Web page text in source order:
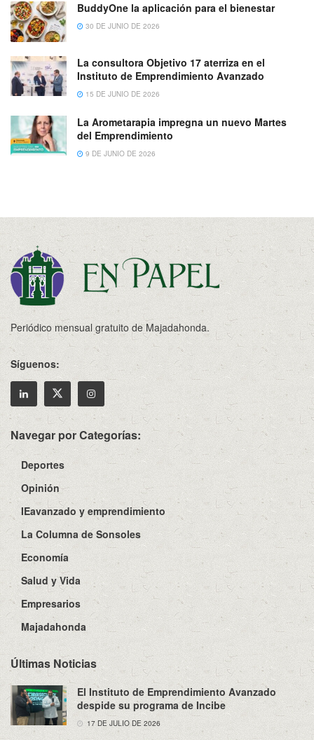
BuddyOne la aplicación para el bienestar
30 DE JUNIO DE 2026
La consultora Objetivo 17 aterriza en el
Instituto de Emprendimiento Avanzado
15 DE JUNIO DE 2026
La Arometarapia impregna un nuevo Martes
del Emprendimiento
9 DE JUNIO DE 2026
Periódico mensual gratuito de Majadahonda.
Síguenos:
Navegar por Categorías:
Deportes
Opinión
IEavanzado y emprendimiento
La Columna de Sonsoles
Economía
Salud y Vida
Empresarios
Majadahonda
Últimas Noticias
El Instituto de Emprendimiento Avanzado
despide su programa de Incibe
17 DE JULIO DE 2026